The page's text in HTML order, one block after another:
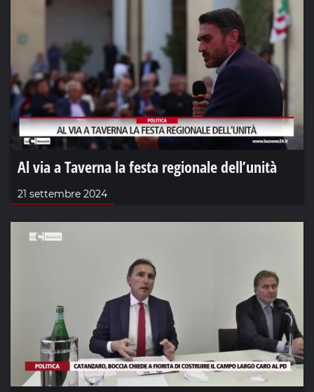
Al via a Taverna la festa regionale dell’unità
21 settembre 2024